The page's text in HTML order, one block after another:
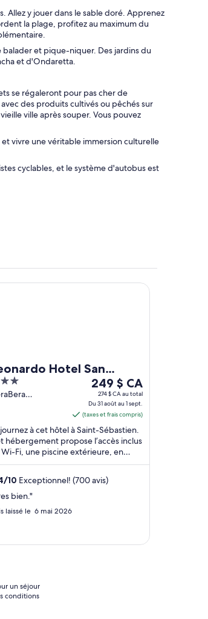
Allez y jouer dans le sable doré. Apprenez
la plage, profitez au maximum du
balader et pique-niquer. Des jardins du
et d'Ondaretta.
se régaleront pour pas cher de
des produits cultivés ou pêchés sur
ville après souper. Vous pouvez
vivre une véritable immersion culturelle
cyclables, et le système d'autobus est
Hotel San
Le
prix
est
de 249 $ CA
par
nuit
du 31
au 1
249 $ CA
274 $ CA au total
Du 31 août au 1 sept.
(taxes et frais compris)
à cet hôtel à Saint-Sébastien.
hébergement propose l’accès inclus
Wi-Fi, une piscine extérieure, en
et le déjeuner (supplément).
/10 Exceptionnel! (700 avis)
bien."
laissé le 6 mai 2026
Hotel San Sebastián
un séjour
conditions